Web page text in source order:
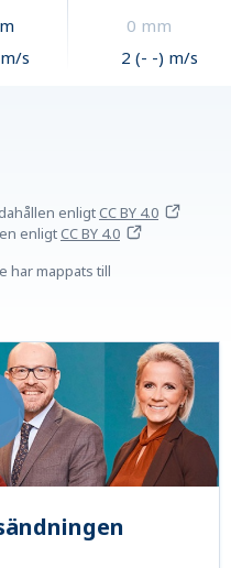
s
0 mm
2 (- -) m/s
enligtCC BY 4.0
enligtCC BY 4.0
har mappats till